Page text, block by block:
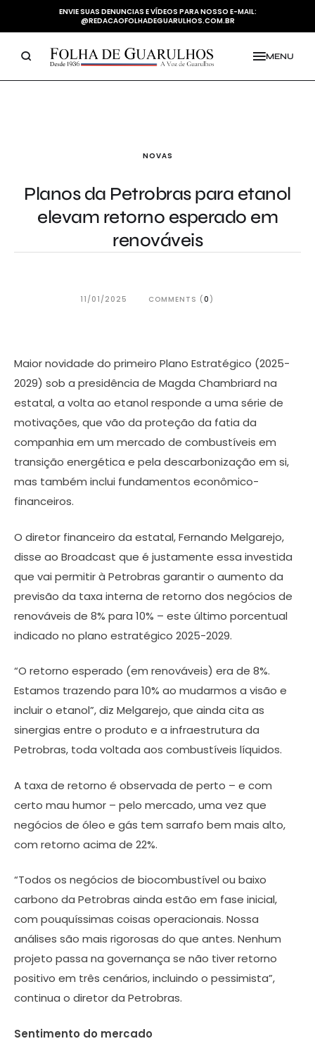
ENVIE SUAS DENUNCIAS E VÍDEOS PARA NOSSO E-MAIL:
@REDACAOFOLHADEGUARULHOS.COM.BR
MENU
NOVAS
Planos da Petrobras para etanol
elevam retorno esperado em
renováveis
11/01/2025 COMMENTS (0 )
Maior novidade do primeiro Plano Estratégico (2025-
2029) sob a presidência de Magda Chambriard na
estatal, a volta ao etanol responde a uma série de
motivações, que vão da proteção da fatia da
companhia em um mercado de combustíveis em
transição energética e pela descarbonização em si,
mas também inclui fundamentos econômico-
financeiros.
O diretor financeiro da estatal, Fernando Melgarejo,
disse ao Broadcast que é justamente essa investida
que vai permitir à Petrobras garantir o aumento da
previsão da taxa interna de retorno dos negócios de
renováveis de 8% para 10% – este último porcentual
indicado no plano estratégico 2025-2029.
“O retorno esperado (em renováveis) era de 8%.
Estamos trazendo para 10% ao mudarmos a visão e
incluir o etanol”, diz Melgarejo, que ainda cita as
sinergias entre o produto e a infraestrutura da
Petrobras, toda voltada aos combustíveis líquidos.
A taxa de retorno é observada de perto – e com
certo mau humor – pelo mercado, uma vez que
negócios de óleo e gás tem sarrafo bem mais alto,
com retorno acima de 22%.
“Todos os negócios de biocombustível ou baixo
carbono da Petrobras ainda estão em fase inicial,
com pouquíssimas coisas operacionais. Nossa
análises são mais rigorosas do que antes. Nenhum
projeto passa na governança se não tiver retorno
positivo em três cenários, incluindo o pessimista”,
continua o diretor da Petrobras.
Sentimento do mercado